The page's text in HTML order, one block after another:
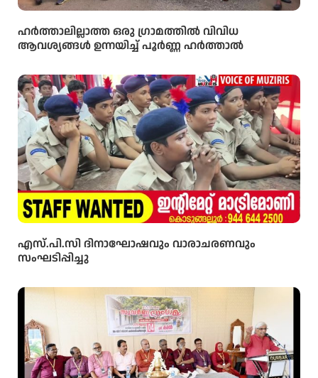
ഹർത്താലില്ലാത്ത ഒരു ഗ്രാമത്തിൽ വിവിധ
ആവശ്യങ്ങൾ ഉന്നയിച്ച് പൂർണ്ണ ഹർത്താൽ
എസ്.പി.സി ദിനാഘോഷവും വാരാചരണവും
സംഘടിപ്പിച്ചു